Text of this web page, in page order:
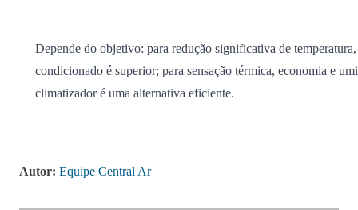
Depende do objetivo: para redução significativa de
condicionado é superior; para sensação térmica, economia e
climatizador é uma alternativa eficiente.
Autor: Equipe Central Ar